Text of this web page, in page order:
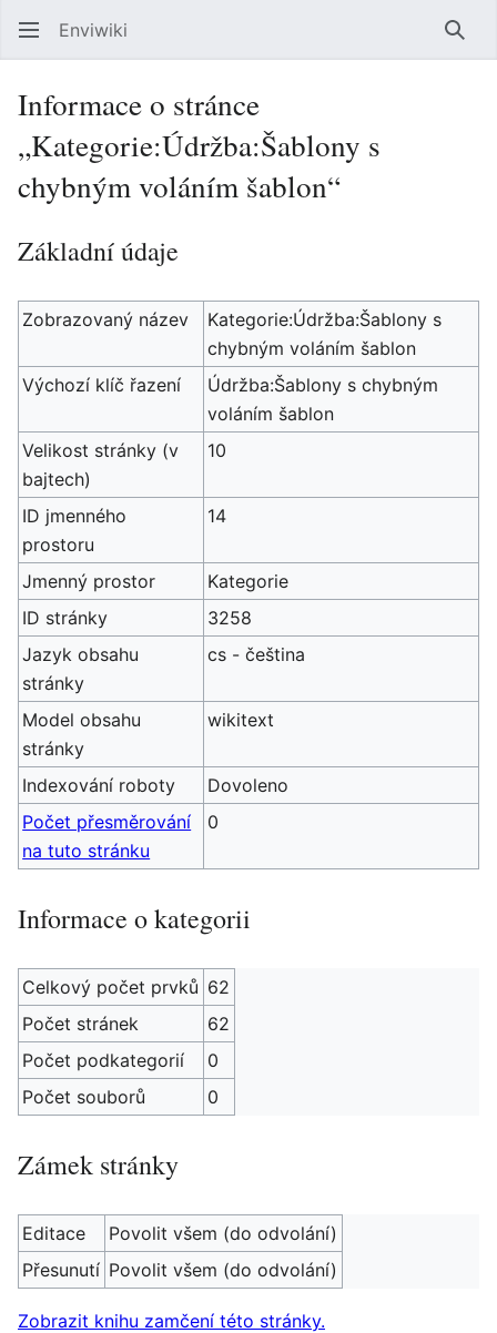
Enviwiki
Informace o stránce
„Kategorie:Údržba:Šablony s
chybným voláním šablon“
Základní údaje
Zobrazovaný název
Kategorie:Údržba:Šablony s
chybným voláním šablon
Výchozí klíč řazení
Údržba:Šablony s chybným
voláním šablon
Velikost stránky (v
bajtech)
10
ID jmenného
prostoru
14
Jmenný prostor
Kategorie
ID stránky
3258
Jazyk obsahu
stránky
cs - čeština
Model obsahu
stránky
wikitext
Indexování roboty
Dovoleno
Počet přesměrování
na tuto stránku
0
Informace o kategorii
Celkový počet prvků 62
Počet stránek
62
Počet podkategorií
0
Počet souborů
0
Zámek stránky
Editace
Povolit všem (do odvolání)
Přesunutí Povolit všem (do odvolání)
Zobrazit knihu zamčení této stránky.